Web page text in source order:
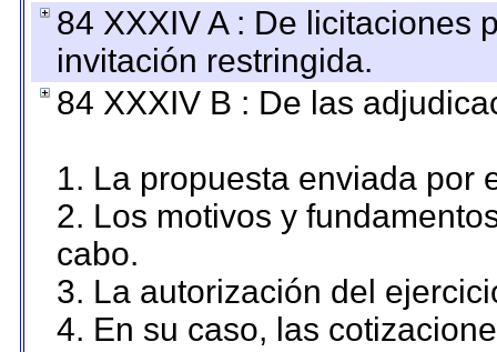
84 XXXIV A : De licitaciones
invitación restringida.
84 XXXIV B : De las
1. La propuesta enviada por
2. Los motivos y
cabo.
3. La autorización del
4. En su caso, las